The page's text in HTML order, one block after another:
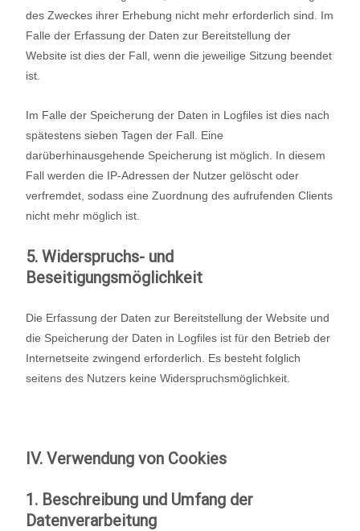
des Zweckes ihrer Erhebung nicht mehr erforderlich sind. Im
Falle der Erfassung der Daten zur Bereitstellung der
Website ist dies der Fall, wenn die jeweilige Sitzung beendet
ist.
Im Falle der Speicherung der Daten in Logfiles ist dies nach
spätestens sieben Tagen der Fall. Eine
darüberhinausgehende Speicherung ist möglich. In diesem
Fall werden die IP-Adressen der Nutzer gelöscht oder
verfremdet, sodass eine Zuordnung des aufrufenden Clients
nicht mehr möglich ist.
5. Widerspruchs- und
Beseitigungsmöglichkeit
Die Erfassung der Daten zur Bereitstellung der Website und
die Speicherung der Daten in Logfiles ist für den Betrieb der
Internetseite zwingend erforderlich. Es besteht folglich
seitens des Nutzers keine Widerspruchsmöglichkeit.
IV. Verwendung von Cookies
1. Beschreibung und Umfang der
Datenverarbeitung